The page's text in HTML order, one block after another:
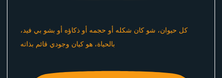
كل حيوان، شو كان شكله أو حجمه أو ذكاؤه أو بشو بي فيد،
بالحياة، هو كيان وجودي قائم بذاته